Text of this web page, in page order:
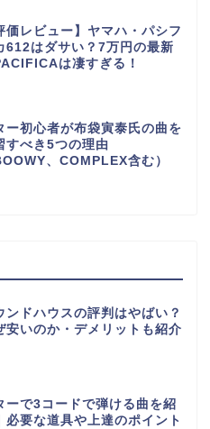
価レビュー】ヤマハ・パシフ
612はダサい？7万円の最新
は凄すぎる！
ー初心者が布袋寅泰氏の曲を
すべき5つの理由
、COMPLEX含む）
ンドハウスの評判はやばい？
安いのか・デメリットも紹介
ーで3コードで弾ける曲を紹
必要な道具や上達のポイント